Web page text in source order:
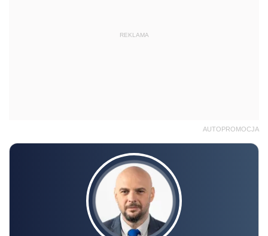
REKLAMA
AUTOPROMOCJA